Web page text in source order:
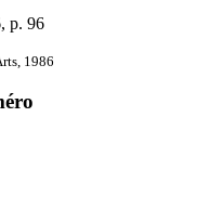
, p. 96
1986